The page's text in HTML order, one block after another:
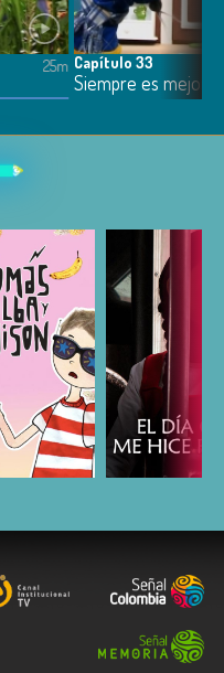
25m Capítulo 33
Siempre es mejor
ESCUCHAR